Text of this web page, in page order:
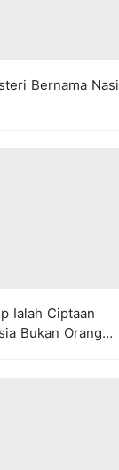
Bernama Nasi
Ialah Ciptaan
Bukan Orang